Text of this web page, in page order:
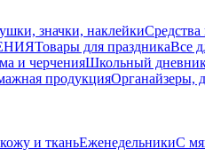
значки, наклейки
Товары для праздникаВсе
и черченияШкольный
продукцияОрганайзеры,
и тканьЕженедельникиС